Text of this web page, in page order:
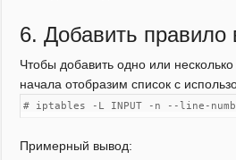
6. Добавить правило
Чтобы добавить одно или
начала отобразим список с
# iptables -L INPUT -n --line-
Примерный вывод: